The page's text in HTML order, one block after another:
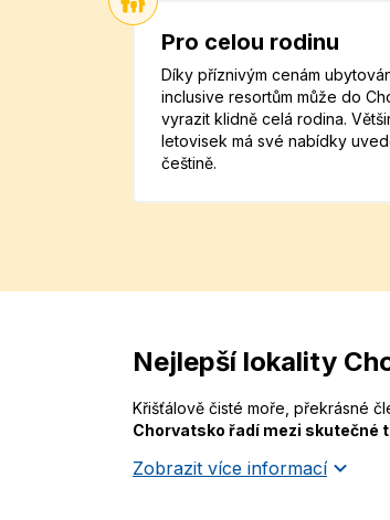
Pro celou rodinu
Díky příznivým cenám
inclusive resortům může do
vyrazit klidně celá rodina.
letovisek má své nabídky
češtině.
Nejlepší lokality
Křišťálově čisté moře, překrásné
Chorvatsko řadí mezi skutečné
Zobrazit více informací